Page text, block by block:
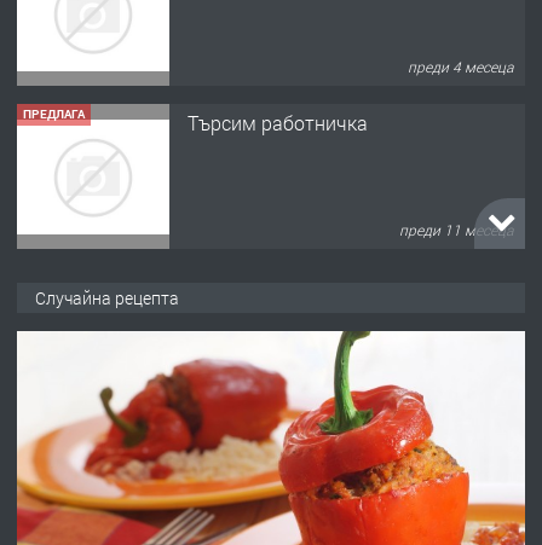
преди 4 месеца
ПРЕДЛАГА Търсим работничка
преди 11 месеца
преди 1 година
ПРЕДЛАГА Работа за общи работници
Случайна рецепта